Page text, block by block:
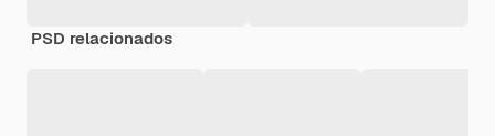
PSD relacionados